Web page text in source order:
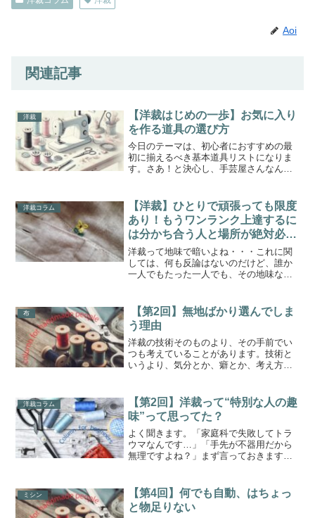
Aoi
関連記事
洋裁
【洋裁はじめの一歩】お気に入り
を作る道具の選び方
今日のテーマは、初心者におすすめの最
初に揃えるべき基本道具リストになりま
す。さあ！と決心し、手芸屋さんなんか
場所ですよね。色とりどりの布がもの前
に広がっている＼(^...
洋裁コラム
【洋裁】ひとりで頑張っても限度
あり！もうワンランク上達するに
は分かち合う人と場所が絶対必要
♪
洋裁って地味で暗いよね・・・これに関
しては、何も反論はないのだけど、誰か
一人でもたった一人でも、その地味な作
何もかもネタにして笑えることができる
今日は、完全に持論炸裂回...
布
【第2回】無地ばかり選んでしま
う理由
洋裁の技術そのものより、その手前でい
つも考えていることがあります。技術と
いうより、気分とか、癖とか、考え方の
そんな小さな話を、短いコラムにしてま
とめてみました。気づくと...
洋裁コラム
【第2回】洋裁って“特別な人の趣
味”って思ってた？
よく聞きます。「家庭科で失敗してトラ
ウマなんです…」「手先が不器用だから
無理ですよね？」まず言っておきます。
ん、手順を丁寧に守るクセがつく。結
果、作品の精度も上がる。逆に...
ミシン
【第4回】何でも自動、はちょっ
と物足りない